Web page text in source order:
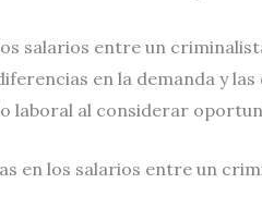
salarios entre un
en la demanda y
laboral al considerar
en los salarios entre un